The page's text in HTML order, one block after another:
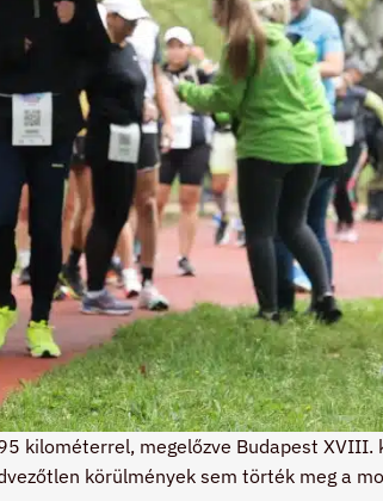
kilométerrel, megelőzve Budapest XVIII.
körülmények sem törték meg a